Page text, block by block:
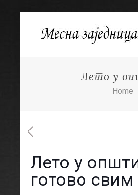
Лето у
Home
Лето у
готово